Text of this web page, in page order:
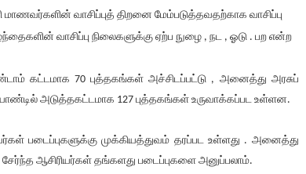
மாணவர்களின் வாசிப்புத் திறனை மேம்படுத்தவதற்காக வாசிப்பு
வாசிப்பு நிலைகளுக்கு ஏற்ப நுழை , நட , ஓடு . பற என்ற
கட்டமாக 70 புத்தகங்கள் அச்சிடப்பட்டு , அனைத்து அரசுப்
அடுத்தகட்டமாக 127 புத்தகங்கள் உருவாக்கப்பட உள்ளன.
படைப்புகளுக்கு முக்கியத்துவம் தரப்பட உள்ளது . அனைத்து
ஆசிரியர்கள் தங்களது படைப்புகளை அனுப்பலாம்.